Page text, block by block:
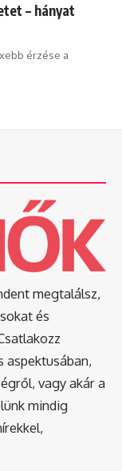
– hányat
érzése a
megtalálsz,
és
aspektusában,
vagy akár a
mindig